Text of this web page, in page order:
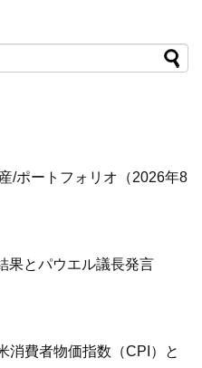
/ポートフォリオ（2026年8
果とパウエル議長発言
消費者物価指数（CPI）と